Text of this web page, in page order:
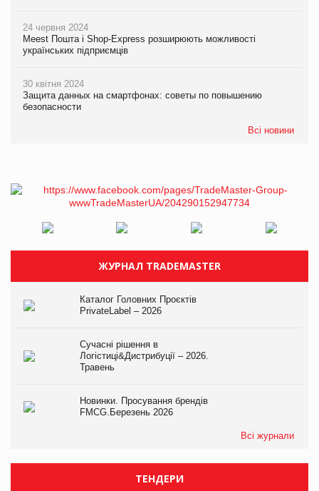
24 червня 2024
Meest Пошта і Shop-Express розширюють можливості
українських підприємців
30 квітня 2024
Защита данных на смартфонах: советы по повышению
безопасности
Всі новини
ЖУРНАЛ TRADEMASTER
Каталог Головних Проєктів
PrivateLabel – 2026
Сучасні рішення в
Логістиці&Дистрибуції – 2026.
Травень
Новинки. Просування брендів
FMCG.Березень 2026
Всі журнали
ТЕНДЕРИ